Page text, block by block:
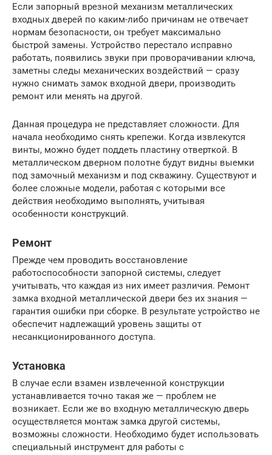
Если запорный врезной механизм металлических
входных дверей по каким-либо причинам не отвечает
нормам безопасности, он требует максимально
быстрой замены. Устройство перестало исправно
работать, появились звуки при проворачивании ключа,
заметны следы механических воздействий — сразу
нужно снимать замок входной двери, производить
ремонт или менять на другой.
Данная процедура не представляет сложности. Для
начала необходимо снять крепежи. Когда извлекутся
винты, можно будет поддеть пластину отверткой. В
металлическом дверном полотне будут видны выемки
под замочный механизм и под скважину. Существуют и
более сложные модели, работая с которыми все
действия необходимо выполнять, учитывая
особенности конструкций.
Ремонт
Прежде чем проводить восстановление
работоспособности запорной системы, следует
учитывать, что каждая из них имеет различия. Ремонт
замка входной металлической двери без их знания —
гарантия ошибки при сборке. В результате устройство не
обеспечит надлежащий уровень защиты от
несанкционированного доступа.
Установка
В случае если взамен извлеченной конструкции
устанавливается точно такая же — проблем не
возникает. Если же во входную металлическую дверь
осуществляется монтаж замка другой системы,
возможны сложности. Необходимо будет использовать
специальный инструмент для работы с